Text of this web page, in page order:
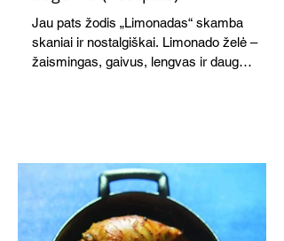
Jau pats žodis „Limonadas“ skamba
skaniai ir nostalgiškai. Limonado želė –
žaismingas, gaivus, lengvas ir daug